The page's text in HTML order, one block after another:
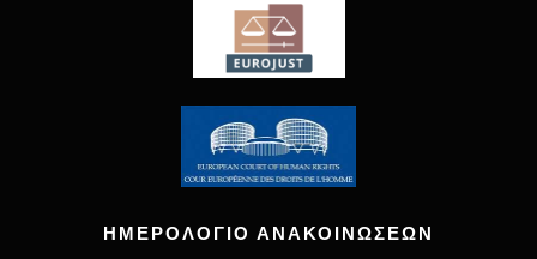
ΗΜΕΡΟΛΟΓΙΟ ΑΝΑΚΟΙΝΩΣΕΩΝ